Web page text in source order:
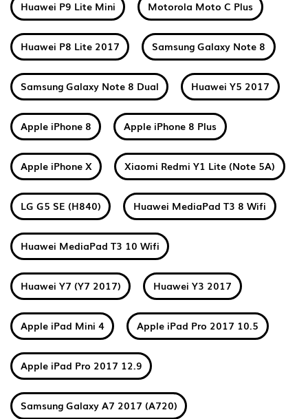
Huawei P9 Lite Mini Motorola Moto C Plus
Huawei P8 Lite 2017 Samsung Galaxy Note 8
Samsung Galaxy Note 8 Dual Huawei Y5 2017
Apple iPhone 8 Apple iPhone 8 Plus
Apple iPhone X Xiaomi Redmi Y1 Lite (Note 5A)
LG G5 SE (H840) Huawei MediaPad T3 8 Wifi
Huawei MediaPad T3 10 Wifi
Huawei Y7 (Y7 2017) Huawei Y3 2017
Apple iPad Mini 4 Apple iPad Pro 2017 10.5
Apple iPad Pro 2017 12.9
Samsung Galaxy A7 2017 (A720)